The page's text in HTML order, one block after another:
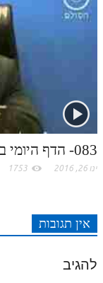
083- הדף היומי בתע"ס – חלק טז – ב'כט-ב'ל
ינו 26, 2016 1753
אין תגובות
להגיב